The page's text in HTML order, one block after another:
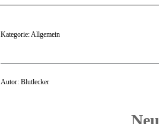
Kategorie: Allgemein
Autor: Blutlecker